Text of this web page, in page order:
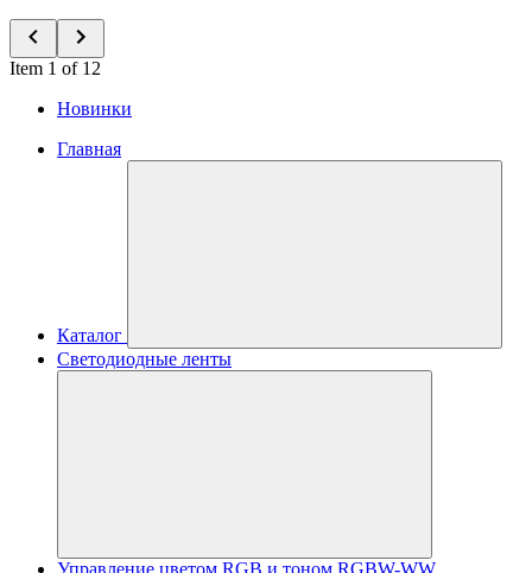
Item 1 of 12
Новинки
Главная
Каталог
Светодиодные ленты
Управление цветом RGB и тоном RGBW-WW